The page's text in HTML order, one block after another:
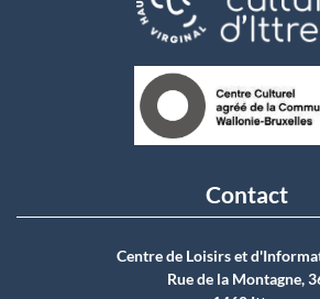
Contact
Centre de Loisirs et
Rue de la Montagne,